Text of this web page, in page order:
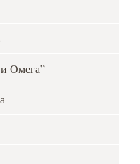
Омега”